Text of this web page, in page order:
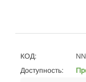
КОД:
Доступность: